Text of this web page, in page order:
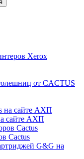
Xerox
от CACTUS
сайте АХП
Cactus